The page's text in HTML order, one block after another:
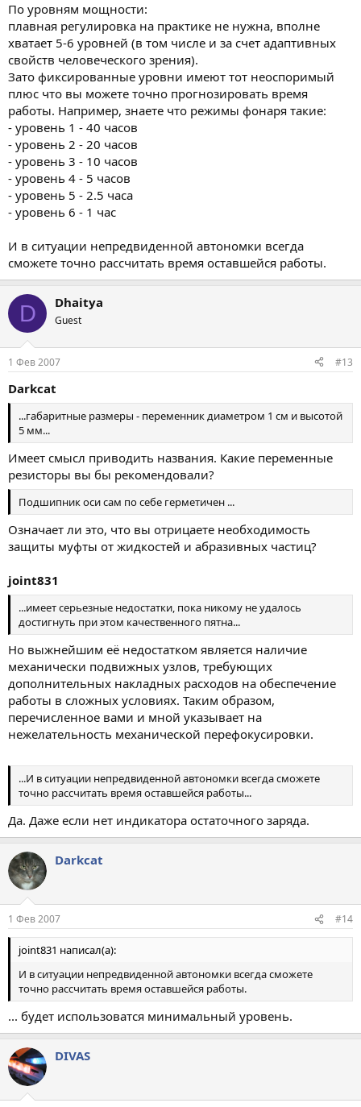
По уровням мощности:
плавная регулировка на практике не нужна, вполне
хватает 5-6 уровней (в том числе и за счет адаптивных
свойств человеческого зрения).
Зато фиксированные уровни имеют тот неоспоримый
плюс что вы можете точно прогнозировать время
работы. Например, знаете что режимы фонаря такие:
- уровень 1 - 40 часов
- уровень 2 - 20 часов
- уровень 3 - 10 часов
- уровень 4 - 5 часов
- уровень 5 - 2.5 часа
- уровень 6 - 1 час
И в ситуации непредвиденной автономки всегда
сможете точно рассчитать время оставшейся работы.
D Dhaitya
Guest
1 Фев 2007 #13
Darkcat
...габаритные размеры - переменник диаметром 1 см и высотой
5 мм...
Имеет смысл приводить названия. Какие переменные
резисторы вы бы рекомендовали?
Подшипник оси сам по себе герметичен ...
Означает ли это, что вы отрицаете необходимость
защиты муфты от жидкостей и абразивных частиц?
joint831
...имеет серьезные недостатки, пока никому не удалось
достигнуть при этом качественного пятна...
Но выжнейшим её недостатком является наличие
механически подвижных узлов, требующих
дополнительных накладных расходов на обеспечение
работы в сложных условиях. Таким образом,
перечисленное вами и мной указывает на
нежелательность механической перефокусировки.
...И в ситуации непредвиденной автономки всегда сможете
точно рассчитать время оставшейся работы...
Да. Даже если нет индикатора остаточного заряда.
Darkcat
1 Фев 2007 #14
joint831 написал(а):
И в ситуации непредвиденной автономки всегда сможете
точно рассчитать время оставшейся работы.
... будет использоватся минимальный уровень.
DIVAS